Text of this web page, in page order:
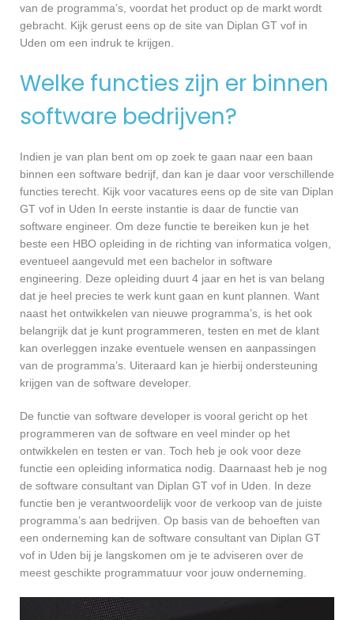
van de programma’s, voordat het product op de markt wordt
gebracht. Kijk gerust eens op de site van Diplan GT vof in
Uden om een indruk te krijgen.
Welke functies zijn er binnen
software bedrijven?
Indien je van plan bent om op zoek te gaan naar een baan
binnen een software bedrijf, dan kan je daar voor verschillende
functies terecht. Kijk voor vacatures eens op de site van Diplan
GT vof in Uden In eerste instantie is daar de functie van
software engineer. Om deze functie te bereiken kun je het
beste een HBO opleiding in de richting van informatica volgen,
eventueel aangevuld met een bachelor in software
engineering. Deze opleiding duurt 4 jaar en het is van belang
dat je heel precies te werk kunt gaan en kunt plannen. Want
naast het ontwikkelen van nieuwe programma’s, is het ook
belangrijk dat je kunt programmeren, testen en met de klant
kan overleggen inzake eventuele wensen en aanpassingen
van de programma’s. Uiteraard kan je hierbij ondersteuning
krijgen van de software developer.
De functie van software developer is vooral gericht op het
programmeren van de software en veel minder op het
ontwikkelen en testen er van. Toch heb je ook voor deze
functie een opleiding informatica nodig. Daarnaast heb je nog
de software consultant van Diplan GT vof in Uden. In deze
functie ben je verantwoordelijk voor de verkoop van de juiste
programma’s aan bedrijven. Op basis van de behoeften van
een onderneming kan de software consultant van Diplan GT
vof in Uden bij je langskomen om je te adviseren over de
meest geschikte programmatuur voor jouw onderneming.